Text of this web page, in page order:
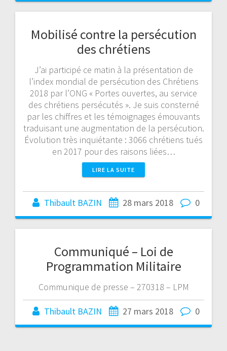
Mobilisé contre la persécution
des chrétiens
J’ai participé ce matin à la présentation de
l’index mondial de persécution des Chrétiens
2018 par l’ONG « Portes ouvertes, au service
des chrétiens persécutés ». Je suis consterné
par les chiffres et les témoignages émouvants
traduisant une augmentation de la persécution.
Évolution très inquiétante : 3066 chrétiens tués
en 2017 pour des raisons liées…
LIRE LA SUITE
Thibault BAZIN 28 mars 2018 0
Communiqué – Loi de
Programmation Militaire
Communique de presse – 270318 – LPM
Thibault BAZIN 27 mars 2018 0